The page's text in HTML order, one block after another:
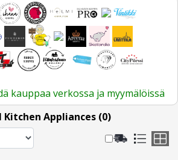
kauppaa verkossa ja myymälöissä
Kitchen Appliances (0)